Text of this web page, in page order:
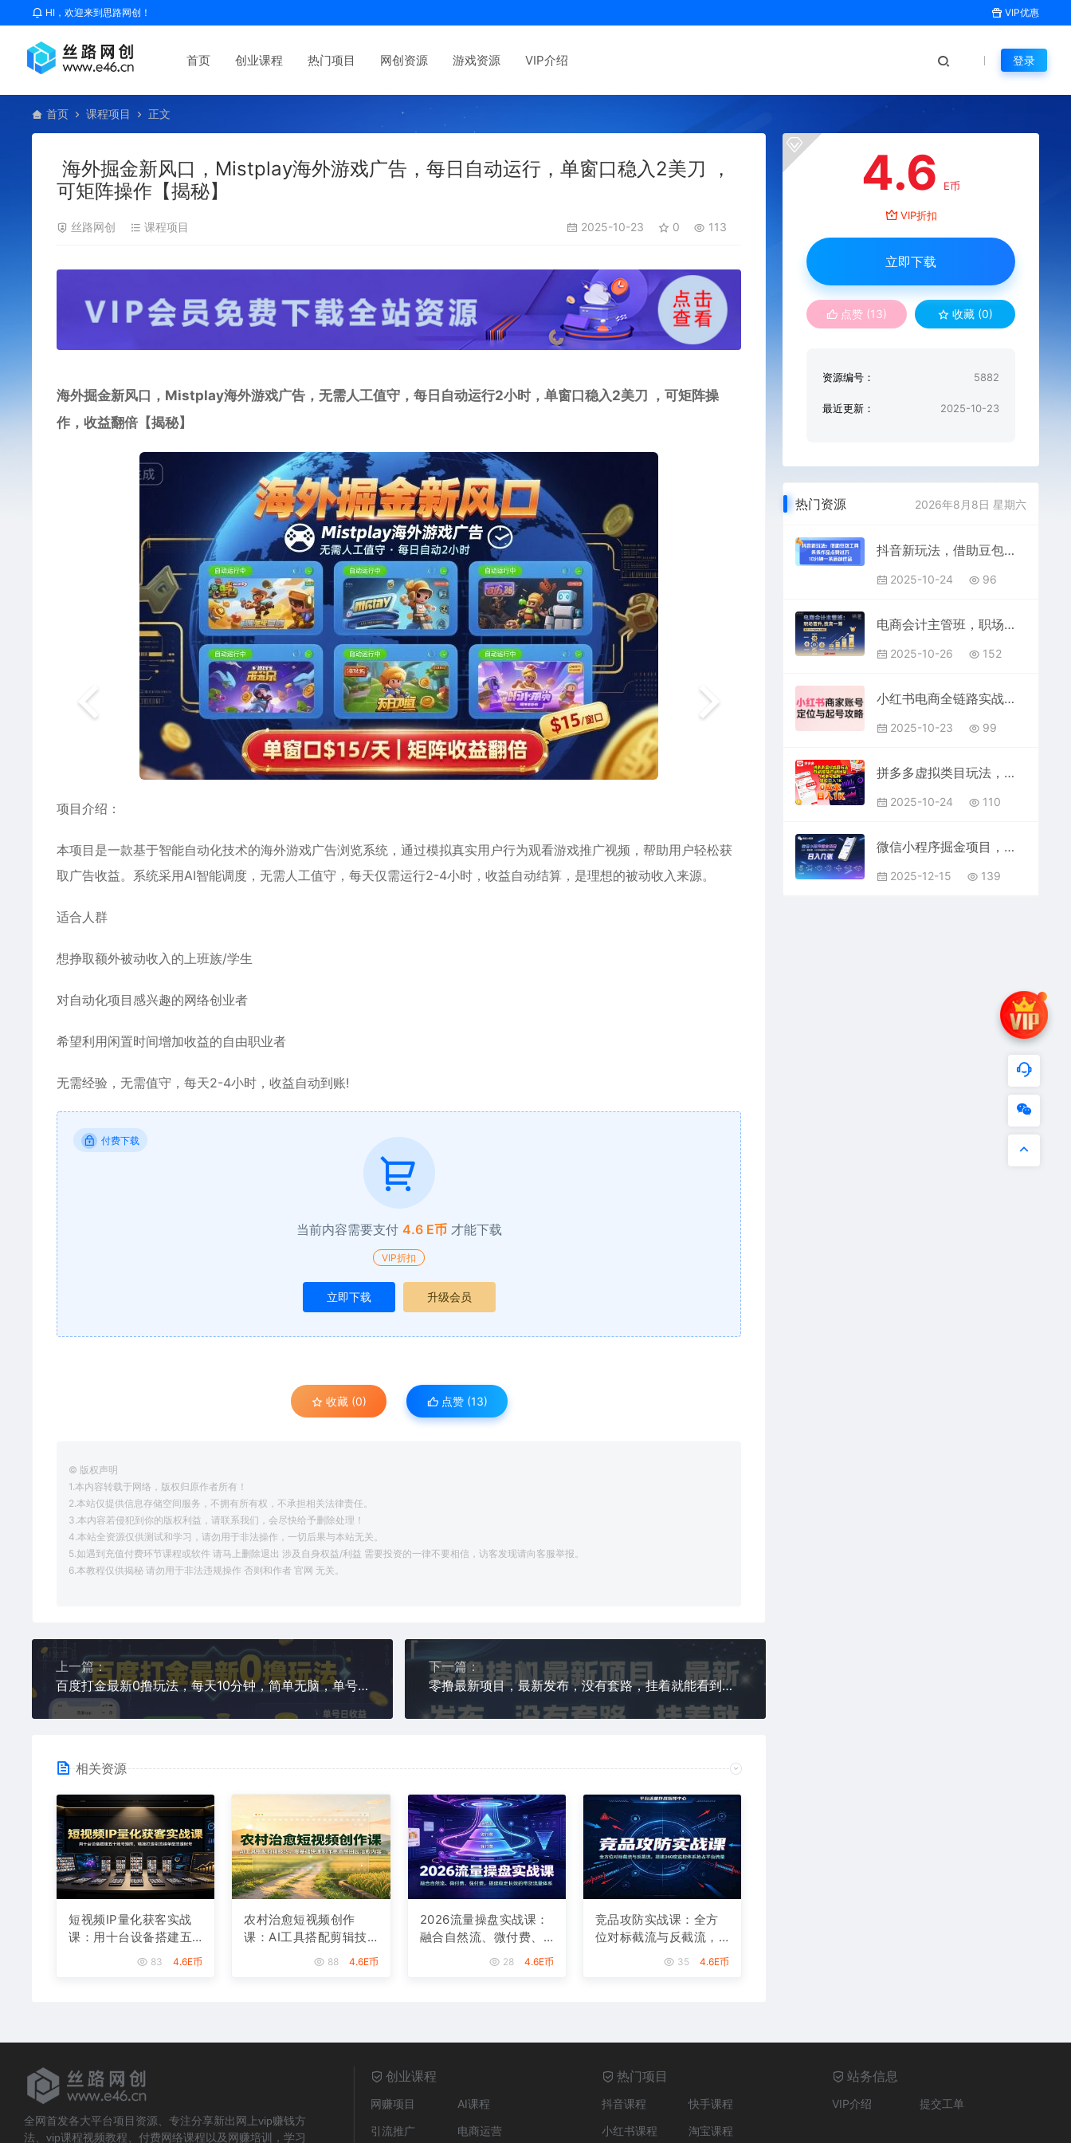
HI，欢迎来到思路网创！ VIP优惠
首页 创业课程 热门项目 网创资源 游戏资源 VIP介绍 登录
首页 课程项目 正文
海外掘金新风口，Mistplay海外游戏广告，每日自动运行，单窗口稳入2美刀 ，
可矩阵操作【揭秘】
丝路网创 课程项目 2025-10-23 0 113
海外掘金新风口，Mistplay海外游戏广告，无需人工值守，每日自动运行2小时，单窗口稳入2美刀 ，可矩阵操
作，收益翻倍【揭秘】
项目介绍：
本项目是一款基于智能自动化技术的海外游戏广告浏览系统，通过模拟真实用户行为观看游戏推广视频，帮助用户轻松获
取广告收益。系统采用AI智能调度，无需人工值守，每天仅需运行2-4小时，收益自动结算，是理想的被动收入来源。
适合人群
想挣取额外被动收入的上班族/学生
对自动化项目感兴趣的网络创业者
希望利用闲置时间增加收益的自由职业者
无需经验，无需值守，每天2-4小时，收益自动到账!
付费下载
当前内容需要支付 4.6 E币 才能下载
VIP折扣
立即下载 升级会员
收藏 (0) 点赞 (13)
© 版权声明
1.本内容转载于网络，版权归原作者所有！
2.本站仅提供信息存储空间服务，不拥有所有权，不承担相关法律责任。
3.本内容若侵犯到你的版权利益，请联系我们，会尽快给予删除处理！
4.本站全资源仅供测试和学习，请勿用于非法操作，一切后果与本站无关。
5.如遇到充值付费环节课程或软件 请马上删除退出 涉及自身权益/利益 需要投资的一律不要相信，访客发现请向客服举报。
6.本教程仅供揭秘 请勿用于非法违规操作 否则和作者 官网 无关。
上一篇：
百度打金最新0撸玩法，每天10分钟，简单无脑，单号收益70+，全自动矩阵挂G【揭秘】
下一篇：
零撸最新项目，最新发布，没有套路，挂着就能看到收益，全自动
相关资源
短视频IP量化获客实战
课：用十台设备搭建五
十账号矩阵，精准打造
83 4.6E币
农村治愈短视频创作
课：AI工具搭配剪辑技
巧，零基础快速制作高
88 4.6E币
2026流量操盘实战课：
融合自然流、微付费、
强付费，搭建稳定长效
28 4.6E币
竞品攻防实战课：全方
位对标截流与反截流，
搭建360度监控体系抢
35 4.6E币
4.6 E币
VIP折扣
立即下载
点赞 (13) 收藏 (0)
资源编号： 5882
最近更新： 2025-10-23
热门资源 2026年8月8日 星期六
抖音新玩法，借助豆包工具，条条作品点赞过万，10分钟一条原创作品
2025-10-24 96
电商会计主管班，职场晋升，技高一筹
2025-10-26 152
小红书电商全链路实战从定位到爆单，系统拆解小红书商家起号全流程（更新）
2025-10-23 99
拼多多虚拟类目玩法，自动发货自动回复，0成本可矩阵，轻松日入1K【揭秘】
2025-10-24 110
微信小程序掘金项目，日入几张，小白一看就懂，5分钟就能学会上手操作【揭秘】
2025-12-15 139
全网首发各大平台项目资源、专注分享新出网上vip赚钱方
法、vip课程视频教程、付费网络课程以及网赚培训，学习
创业课程
网赚项目
AI课程
引流推广
电商运营
热门项目
抖音课程
快手课程
小红书课程
淘宝课程
站务信息
VIP介绍 提交工单